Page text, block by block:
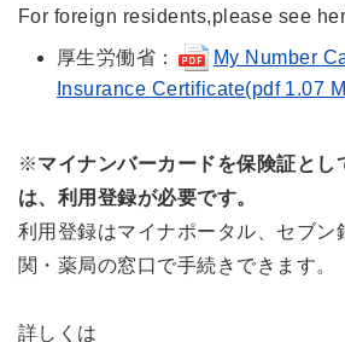
For foreign residents,please see
厚生労働省：
My Number
Insurance Certificate(pdf 1.07
※マイナンバーカードを保険証とし
は、利用登録が必要です。
利用登録はマイナポータル、セブン
関・薬局の窓口で手続きできます。
詳しくは